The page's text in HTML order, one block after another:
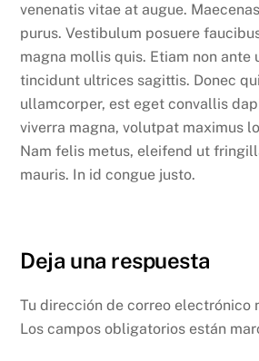
venenatis vitae at augue.
purus. Vestibulum posuere
magna mollis quis. Etiam non ante
tincidunt ultrices sagittis. Donec
ullamcorper, est eget convallis
viverra magna, volutpat maximus
Nam felis metus, eleifend ut
mauris. In id congue justo.
Deja una respuesta
Tu dirección de correo electrónico
Los campos obligatorios están